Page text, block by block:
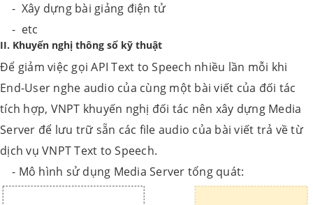
- Xây dựng bài giảng điện tử
- etc
II. Khuyến nghị thông số kỹ thuật
Để giảm việc gọi API Text to Speech nhiều lần mỗi khi
End-User nghe audio của cùng một bài viết của đối tác
tích hợp, VNPT khuyến nghị đối tác nên xây dựng Media
Server để lưu trữ sẵn các file audio của bài viết trả về từ
dịch vụ VNPT Text to Speech.
- Mô hình sử dụng Media Server tổng quát: